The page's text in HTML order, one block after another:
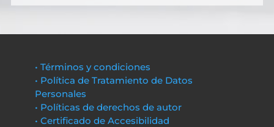
• Términos y condiciones
• Política de Tratamiento de Datos
Personales
• Políticas de derechos de autor
• Certificado de Accesibilidad